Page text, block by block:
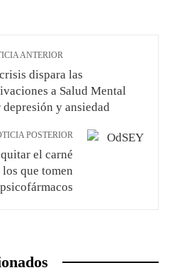
ANTERIOR
dispara las
a Salud Mental
depresión y ansiedad
POSTERIOR
el carné
que tomen
psicofármacos